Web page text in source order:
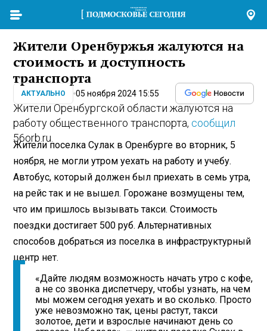
Жители Оренбуржья жалуются на
стоимость и доступность
транспорта
АКТУАЛЬНО 05 ноября 2024 15:55
Жители Оренбургской области жалуются на
работу общественного транспорта, сообщил
56orb.ru.
Жители поселка Сулак в Оренбурге во вторник, 5
ноября, не могли утром уехать на работу и учебу.
Автобус, который должен был приехать в семь утра,
на рейс так и не вышел. Горожане возмущены тем,
что им пришлось вызывать такси. Стоимость
поездки достигает 500 руб. Альтернативных
способов добраться из поселка в инфраструктурный
центр нет.
«Дайте людям возможность начать утро с кофе,
а не со звонка диспетчеру, чтобы узнать, на чем
мы можем сегодня уехать и во сколько. Просто
уже невозможно так, цены растут, такси
золотое, дети и взрослые начинают день со